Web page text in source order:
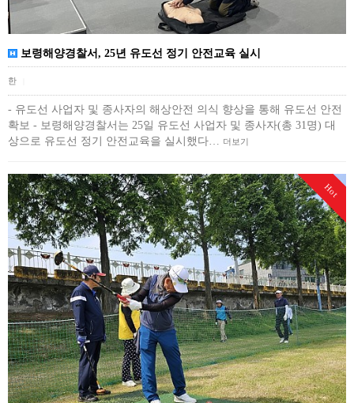
보령해양경찰서, 25년 유도선 정기 안전교육 실시
한
- 유도선 사업자 및 종사자의 해상안전 의식 향상을 통해 유도선 안전
확보 - 보령해양경찰서는 25일 유도선 사업자 및 종사자(총 31명) 대
상으로 유도선 정기 안전교육을 실시했다…
더보기
Hot